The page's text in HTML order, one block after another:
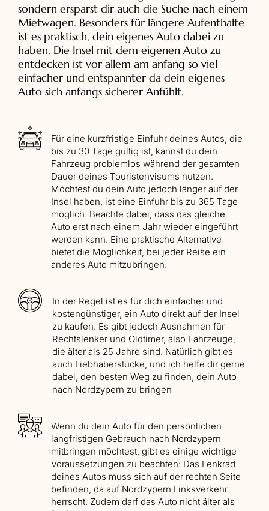
sondern ersparst dir auch die Suche nach einem
Mietwagen. Besonders für längere Aufenthalte
ist es praktisch, dein eigenes Auto dabei zu
haben. Die Insel mit dem eigenen Auto zu
entdecken ist vor allem am anfang so viel
einfacher und entspannter da dein eigenes
Auto sich anfangs sicherer Anfühlt.
Für eine kurzfristige Einfuhr deines Autos, die
bis zu 30 Tage gültig ist, kannst du dein
Fahrzeug problemlos während der gesamten
Dauer deines Touristenvisums nutzen.
Möchtest du dein Auto jedoch länger auf der
Insel haben, ist eine Einfuhr bis zu 365 Tage
möglich. Beachte dabei, dass das gleiche
Auto erst nach einem Jahr wieder eingeführt
werden kann. Eine praktische Alternative
bietet die Möglichkeit, bei jeder Reise ein
anderes Auto mitzubringen.
In der Regel ist es für dich einfacher und
kostengünstiger, ein Auto direkt auf der Insel
zu kaufen. Es gibt jedoch Ausnahmen für
Rechtslenker und Oldtimer, also Fahrzeuge,
die älter als 25 Jahre sind. Natürlich gibt es
auch Liebhaberstücke, und ich helfe dir gerne
dabei, den besten Weg zu finden, dein Auto
nach Nordzypern zu bringen
Wenn du dein Auto für den persönlichen
langfristigen Gebrauch nach Nordzypern
mitbringen möchtest, gibt es einige wichtige
Voraussetzungen zu beachten: Das Lenkrad
deines Autos muss sich auf der rechten Seite
befinden, da auf Nordzypern Linksverkehr
herrscht. Zudem darf das Auto nicht älter als